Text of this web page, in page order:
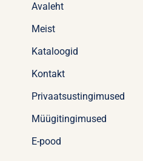
Avaleht
Meist
Kataloogid
Kontakt
Privaatsustingimused
Müügitingimused
E-pood